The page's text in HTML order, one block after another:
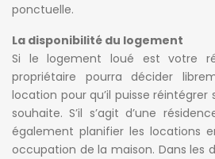
ponctuelle.
La disponibilité du logement
Si le logement loué est votre
propriétaire pourra décider
location pour qu’il puisse
souhaite. S’il s’agit d’une
également planifier les locations
occupation de la maison. Dans les